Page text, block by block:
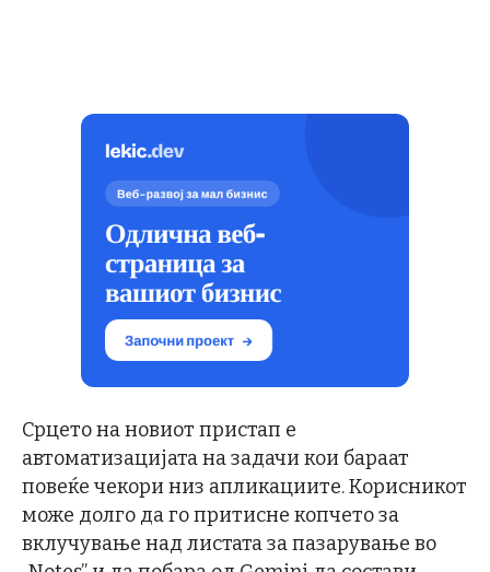
Срцето на новиот пристап е
автоматизацијата на задачи кои бараат
повеќе чекори низ апликациите. Корисникот
може долго да го притисне копчето за
вклучување над листата за пазарување во